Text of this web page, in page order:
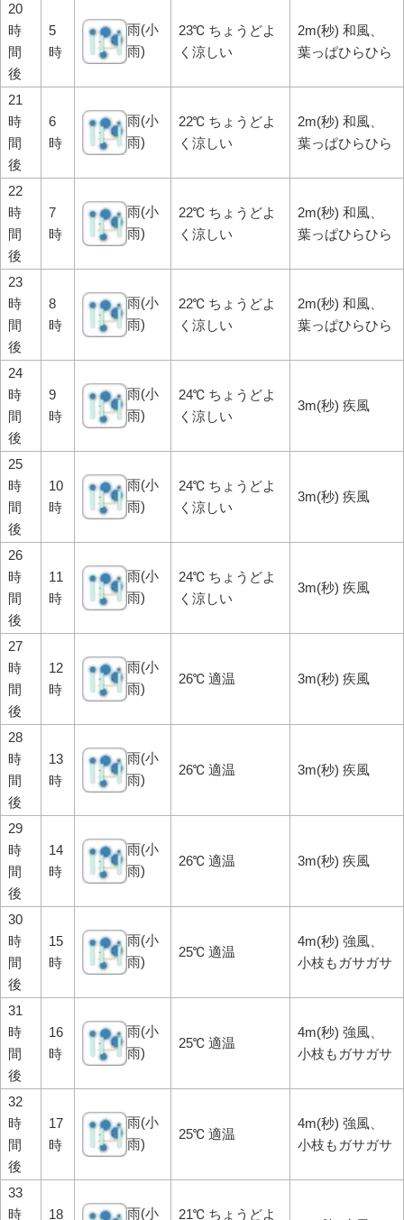
20
時
間
後
5
時
雨(小
雨)
23℃ ちょうどよ
く涼しい
2m(秒) 和風、
葉っぱひらひら
21
時
間
後
6
時
雨(小
雨)
22℃ ちょうどよ
く涼しい
2m(秒) 和風、
葉っぱひらひら
22
時
間
後
7
時
雨(小
雨)
22℃ ちょうどよ
く涼しい
2m(秒) 和風、
葉っぱひらひら
23
時
間
後
8
時
雨(小
雨)
22℃ ちょうどよ
く涼しい
2m(秒) 和風、
葉っぱひらひら
24
時
間
後
9
時
雨(小
雨)
24℃ ちょうどよ
く涼しい
3m(秒) 疾風
25
時
間
後
10
時
雨(小
雨)
24℃ ちょうどよ
く涼しい
3m(秒) 疾風
26
時
間
後
11
時
雨(小
雨)
24℃ ちょうどよ
く涼しい
3m(秒) 疾風
27
時
間
後
12
時
雨(小
雨)
26℃ 適温 3m(秒) 疾風
28
時
間
後
13
時
雨(小
雨)
26℃ 適温 3m(秒) 疾風
29
時
間
後
14
時
雨(小
雨)
26℃ 適温 3m(秒) 疾風
30
時
間
後
15
時
雨(小
雨)
25℃ 適温
4m(秒) 強風、
小枝もガサガサ
31
時
間
後
16
時
雨(小
雨)
25℃ 適温
4m(秒) 強風、
小枝もガサガサ
32
時
間
後
17
時
雨(小
雨)
25℃ 適温
4m(秒) 強風、
小枝もガサガサ
33
時
18 雨(小 21℃ ちょうどよ